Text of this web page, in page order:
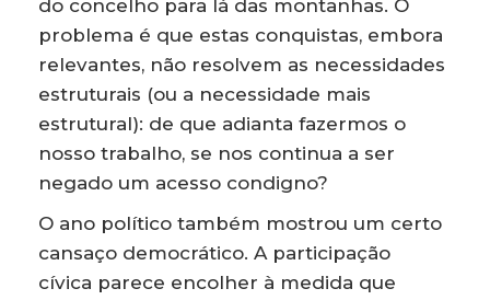
do concelho para lá das montanhas. O
problema é que estas conquistas, embora
relevantes, não resolvem as necessidades
estruturais (ou a necessidade mais
estrutural): de que adianta fazermos o
nosso trabalho, se nos continua a ser
negado um acesso condigno?
O ano político também mostrou um certo
cansaço democrático. A participação
cívica parece encolher à medida que